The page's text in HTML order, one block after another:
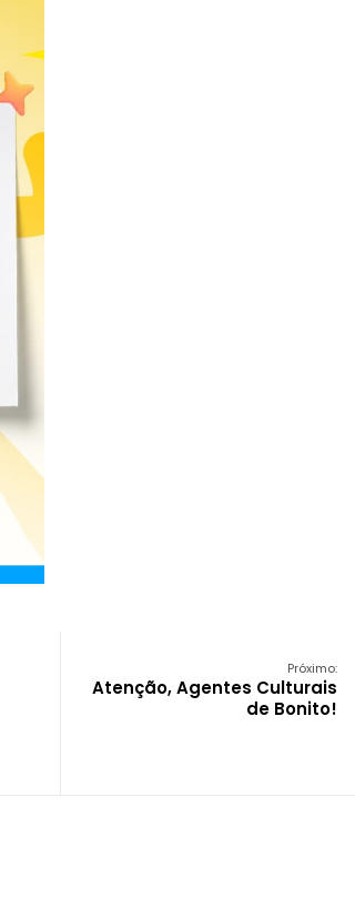
Próximo:
Atenção, Agentes Culturais
de Bonito!